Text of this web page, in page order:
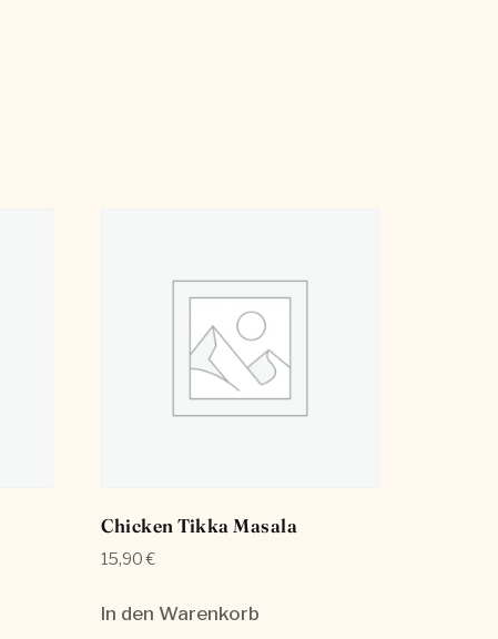
Chicken Tikka Masala
15,90€
In den Warenkorb